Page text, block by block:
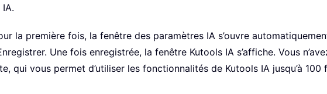
la première fois, la fenêtre des paramètres IA s’ouvre
Une fois enregistrée, la fenêtre Kutools IA s’affiche. Vous
qui vous permet d’utiliser les fonctionnalités de Kutools IA jusqu’à 100